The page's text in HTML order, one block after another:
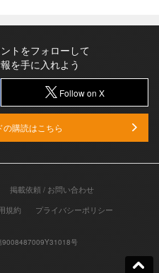
トをフォローして
を手に入れよう
Follow on X
購読はこちら
掲載依頼 / お問い合わせ
規約 プライバシーポリシー
9008487009Y31018号